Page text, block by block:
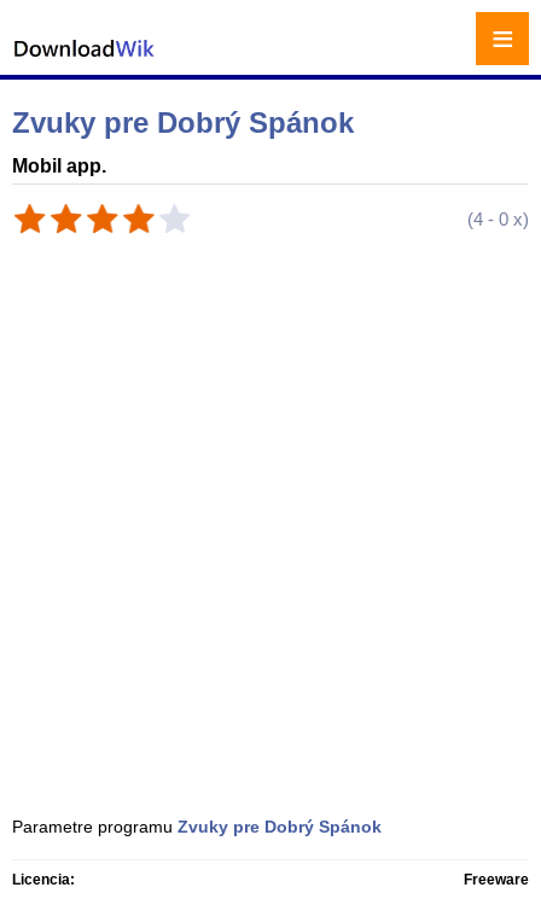
Zvuky pre Dobrý Spánok
Mobil app.
(4 - 0 x)
Parametre programu Zvuky pre Dobrý Spánok
Licencia: Freeware
≡